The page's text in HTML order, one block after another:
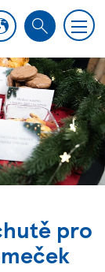
S
a
r
c
h
M
e
n
u
pro